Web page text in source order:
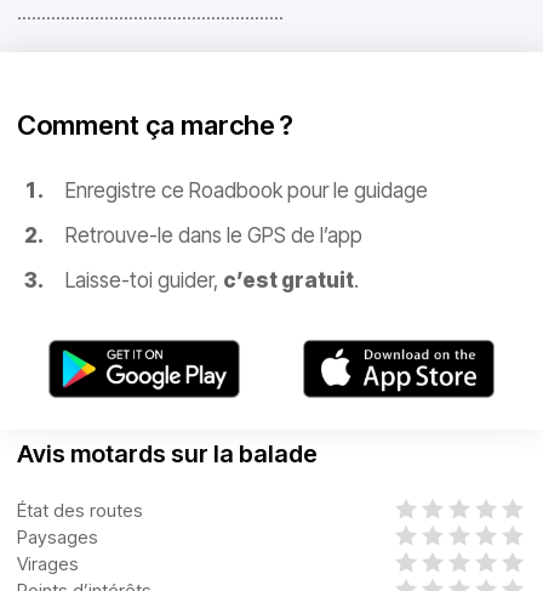
.......................................................
Comment ça marche ?
Enregistre ce Roadbook pour le guidage
Retrouve-le dans le GPS de l’app
Laisse-toi guider, c’est gratuit.
Avis motards sur la balade
État des routes
Paysages
Virages